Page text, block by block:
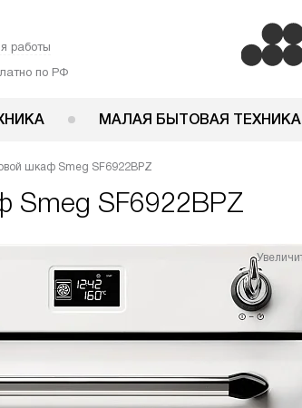
работы
по РФ
МАЛАЯ БЫТОВАЯ ТЕХНИКА
шкаф Smeg SF6922BPZ
Smeg SF6922BPZ